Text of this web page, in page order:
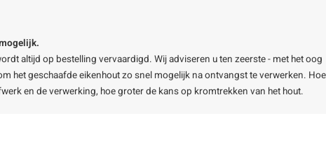
altijd op bestelling vervaardigd. Wij adviseren u ten zeerste - met het oog
het geschaafde eikenhout zo snel mogelijk na ontvangst te verwerken. Hoe
en de verwerking, hoe groter de kans op kromtrekken van het hout.